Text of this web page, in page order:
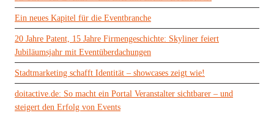
Ein neues Kapitel für die Eventbranche
20 Jahre Patent, 15 Jahre Firmengeschichte: Skyliner feiert
Jubiläumsjahr mit Eventüberdachungen
Stadtmarketing schafft Identität – showcases zeigt wie!
doitactive.de: So macht ein Portal Veranstalter sichtbarer – und
steigert den Erfolg von Events